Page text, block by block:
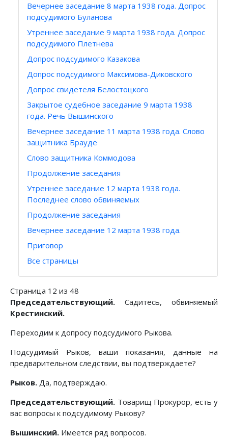
Вечернее заседание 8 марта 1938 года. Допрос
подсудимого Буланова
Утреннее заседание 9 марта 1938 года. Допрос
подсудимого Плетнева
Допрос подсудимого Казакова
Допрос подсудимого Максимова-Диковского
Допрос свидетеля Белостоцкого
Закрытое судебное заседание 9 марта 1938
года. Речь Вышинского
Вечернее заседание 11 марта 1938 года. Слово
защитника Брауде
Слово защитника Коммодова
Продолжение заседания
Утреннее заседание 12 марта 1938 года.
Последнее слово обвиняемых
Продолжение заседания
Вечернее заседание 12 марта 1938 года.
Приговор
Все страницы
Страница 12 из 48
Председательствующий. Садитесь, обвиняемый
Крестинский.
Переходим к допросу подсудимого Рыкова.
Подсудимый Рыков, ваши показания, данные на
предварительном следствии, вы подтверждаете?
Рыков. Да, подтверждаю.
Председательствующий. Товарищ Прокурор, есть у
вас вопросы к подсудимому Рыкову?
Вышинский. Имеется ряд вопросов.